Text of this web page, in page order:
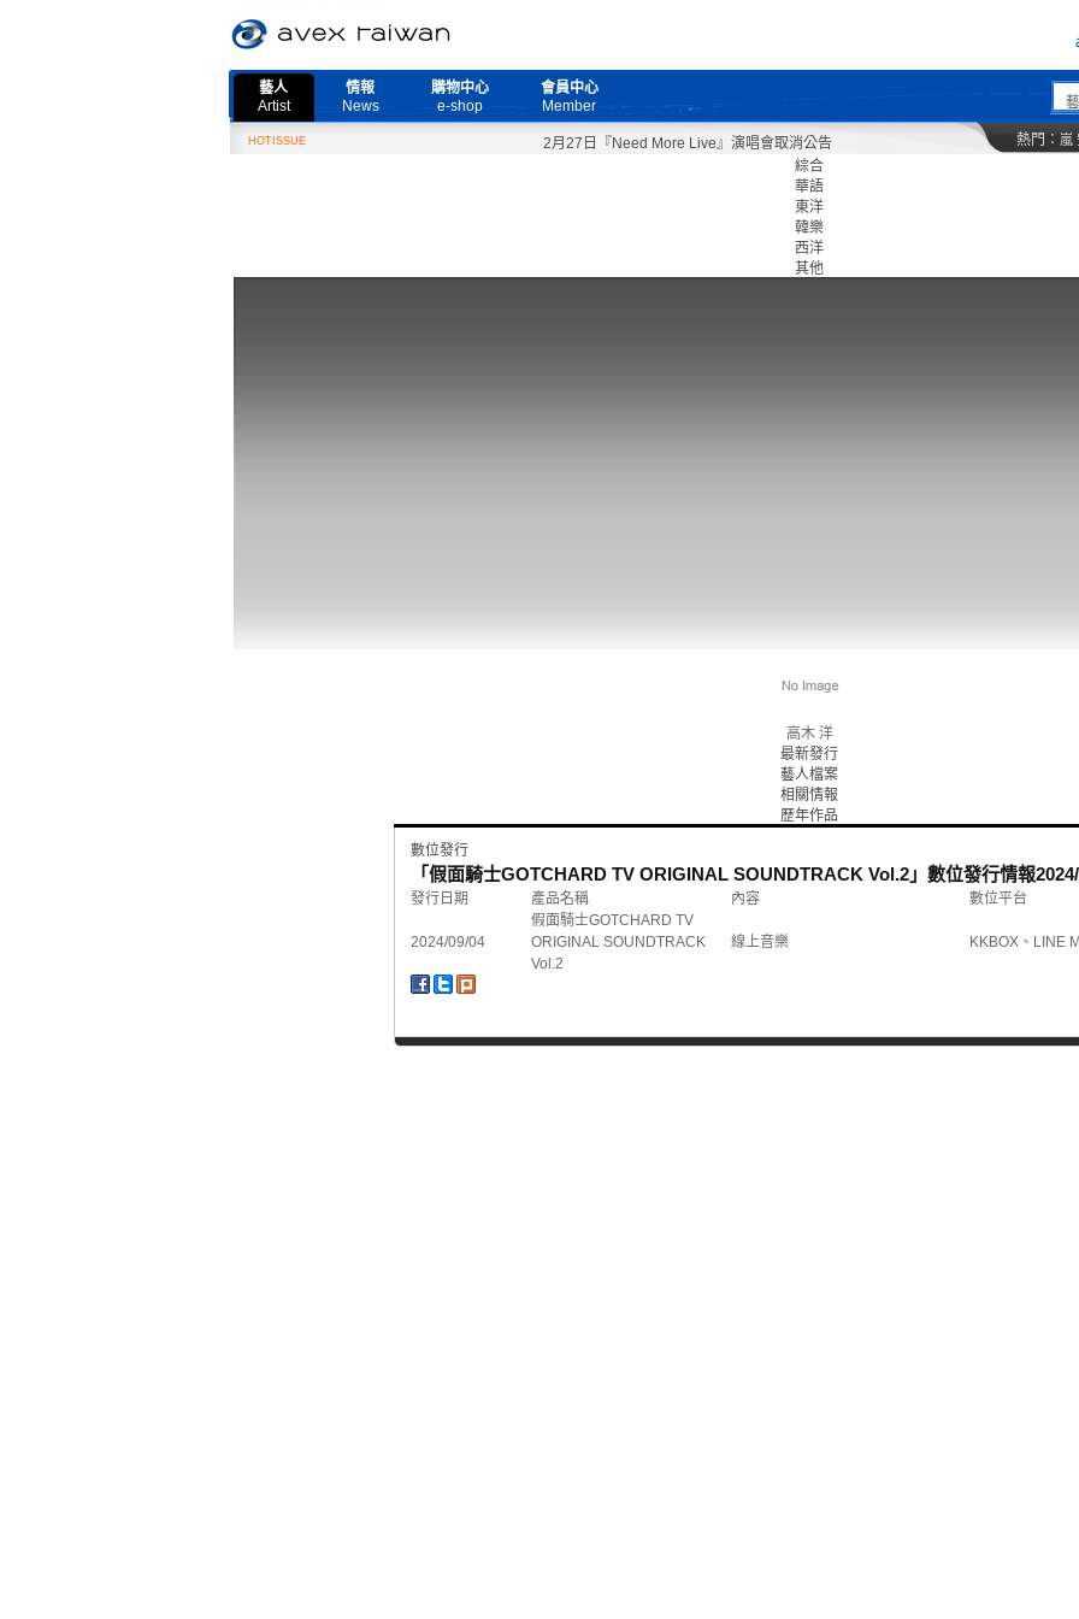
藝人
Artist
情報
News
購物中心
e-shop
會員中心
Member
HOTISSUE 2月27日『Need More Live』演唱會取消公告 熱門： 嵐
綜合
華語
東洋
韓樂
西洋
其他
高木 洋
最新發行
藝人檔案
相關情報
歷年作品
數位發行
「假面騎士GOTCHARD TV ORIGINAL SOUNDTRACK Vol.2」數位發行情報
發行日期 產品名稱 內容 數位平台
2024/09/04
假面騎士GOTCHARD TV
ORIGINAL SOUNDTRACK
Vol.2
線上音樂 KKBOX、LINE